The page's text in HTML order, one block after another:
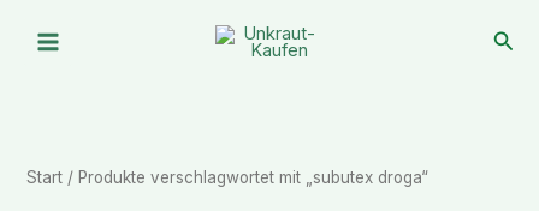
Inhalt
Start / Produkte verschlagwortet mit „subutex droga“